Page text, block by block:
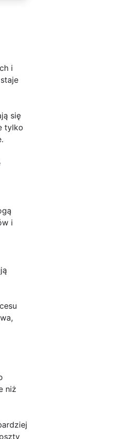
i
się
tylko
i
niż